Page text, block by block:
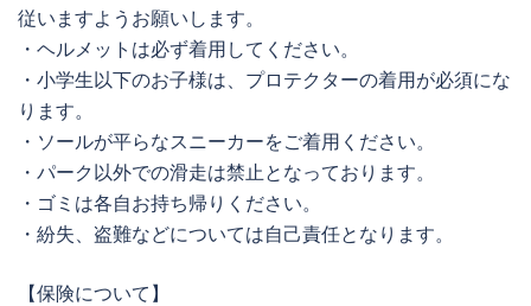
従いますようお願いします。
・ヘルメットは必ず着用してください。
・小学生以下のお子様は、プロテクターの着用が必須にな
ります。
・ソールが平らなスニーカーをご着用ください。
・パーク以外での滑走は禁止となっております。
・ゴミは各自お持ち帰りください。
・紛失、盗難などについては自己責任となります。
【保険について】